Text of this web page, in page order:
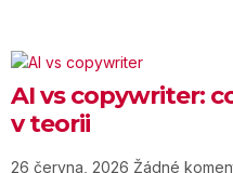
AI vs copywriter:
v teorii
26 června, 2026 Žádné